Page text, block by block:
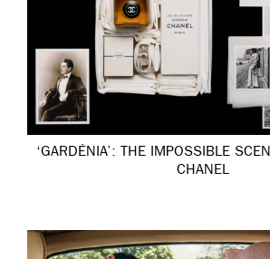
‘GARDÉNIA’: THE IMPOSSIBLE
CHANEL